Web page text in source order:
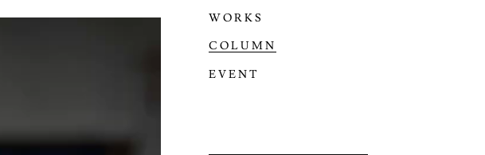
WORKS
COLUMN
EVENT